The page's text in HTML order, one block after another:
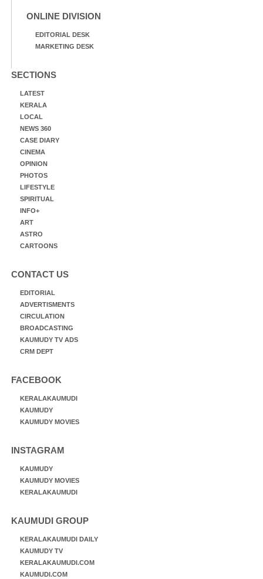
ONLINE DIVISION
EDITORIAL DESK
MARKETING DESK
SECTIONS
LATEST
KERALA
LOCAL
NEWS 360
CASE DIARY
CINEMA
OPINION
PHOTOS
LIFESTYLE
SPIRITUAL
INFO+
ART
ASTRO
CARTOONS
CONTACT US
EDITORIAL
ADVERTISMENTS
CIRCULATION
BROADCASTING
KAUMUDY TV ADS
CRM DEPT
FACEBOOK
KERALAKAUMUDI
KAUMUDY
KAUMUDY MOVIES
INSTAGRAM
KAUMUDY
KAUMUDY MOVIES
KERALAKAUMUDI
KAUMUDI GROUP
KERALAKAUMUDI DAILY
KAUMUDY TV
KERALAKAUMUDI.COM
KAUMUDI.COM